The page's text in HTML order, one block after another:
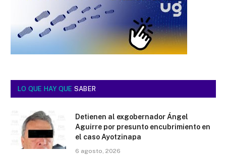
LO QUE HAY QUE SABER
Detienen al exgobernador Ángel
Aguirre por presunto encubrimiento en
el caso Ayotzinapa
6 agosto, 2026